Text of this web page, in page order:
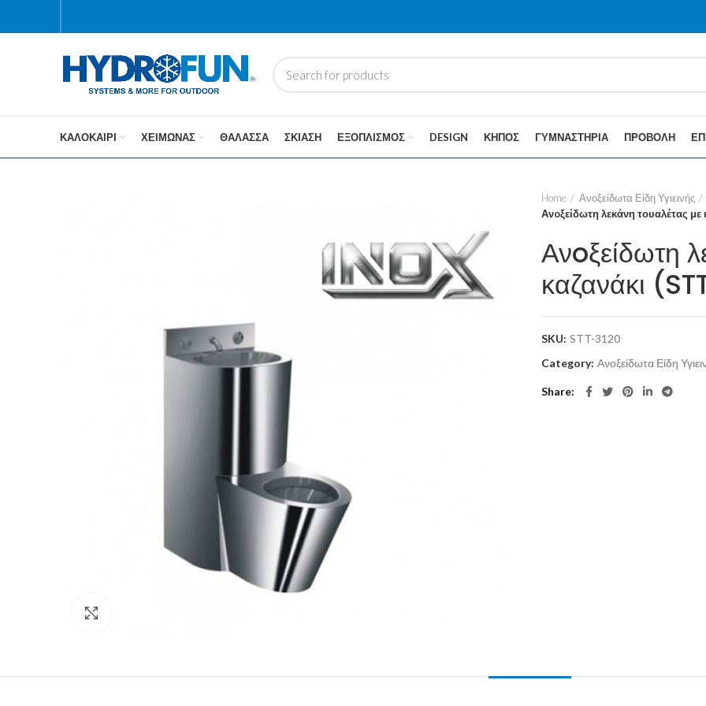
ΚΑΛΟΚΑΊΡΙ ΧΕΙΜΏΝΑΣ ΘΆΛΑΣΣΑ ΣΚΊΑΣΗ ΕΞΟΠΛΙΣΜΌΣ DESIGN ΚΉΠΟΣ ΓΥΜΝΑΣΤΉΡΙΑ ΠΡΟΒΟΛΉ
Home
Ανοξείδωτα Είδη Υγιεινής
Ανoξείδωτη λεκάνη τουαλέτας με
Ανoξείδωτη
καζανάκι
SKU: STT-3120
Category: Ανοξείδωτα Είδη
Share